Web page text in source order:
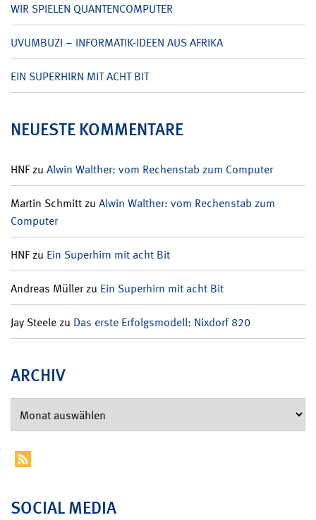
WIR SPIELEN QUANTENCOMPUTER
UVUMBUZI – INFORMATIK-IDEEN AUS AFRIKA
EIN SUPERHIRN MIT ACHT BIT
NEUESTE KOMMENTARE
HNFzu Alwin Walther: vom Rechenstab zum Computer
Martin Schmittzu Alwin Walther: vom Rechenstab zum
Computer
HNFzu Ein Superhirn mit acht Bit
Andreas Müllerzu Ein Superhirn mit acht Bit
Jay Steelezu Das erste Erfolgsmodell: Nixdorf 820
ARCHIV
SOCIAL MEDIA